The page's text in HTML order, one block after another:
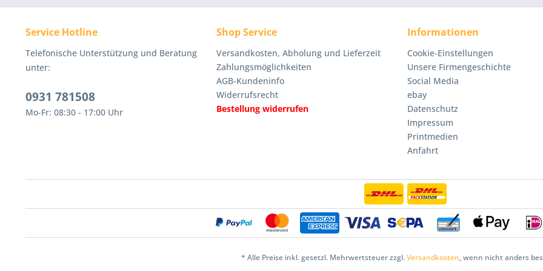
Service Hotline
Telefonische Unterstützung und Beratung
unter:
0931 781508
Mo-Fr: 08:30 - 17:00 Uhr
Shop Service
Versandkosten, Abholung und Lieferzeit
Zahlungsmöglichkeiten
AGB-Kundeninfo
Widerrufsrecht
Bestellung widerrufen
Informationen
Cookie-Einstellungen
Unsere Firmengeschichte
Social Media
ebay
Datenschutz
Impressum
Printmedien
Anfahrt
* Alle Preise inkl. gesetzl. Mehrwertsteuer zzgl.Versandkosten, wenn nicht anders